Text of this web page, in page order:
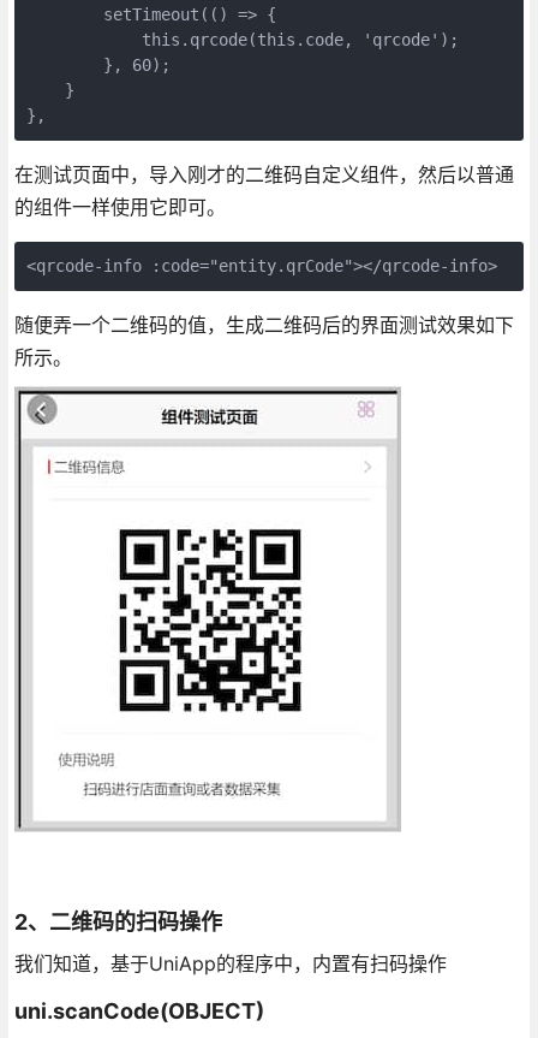
        setTimeout(() => {
            this.qrcode(this.code, 'qrcode');
        }, 60);
    }
},
在测试页面中，导入刚才的二维码自定义组件，然后以普通
的组件一样使用它即可。
<qrcode-info :code="entity.qrCode"></qrcode-info>
随便弄一个二维码的值，生成二维码后的界面测试效果如下
所示。
2、二维码的扫码操作
我们知道，基于UniApp的程序中，内置有扫码操作
uni.scanCode(OBJECT)